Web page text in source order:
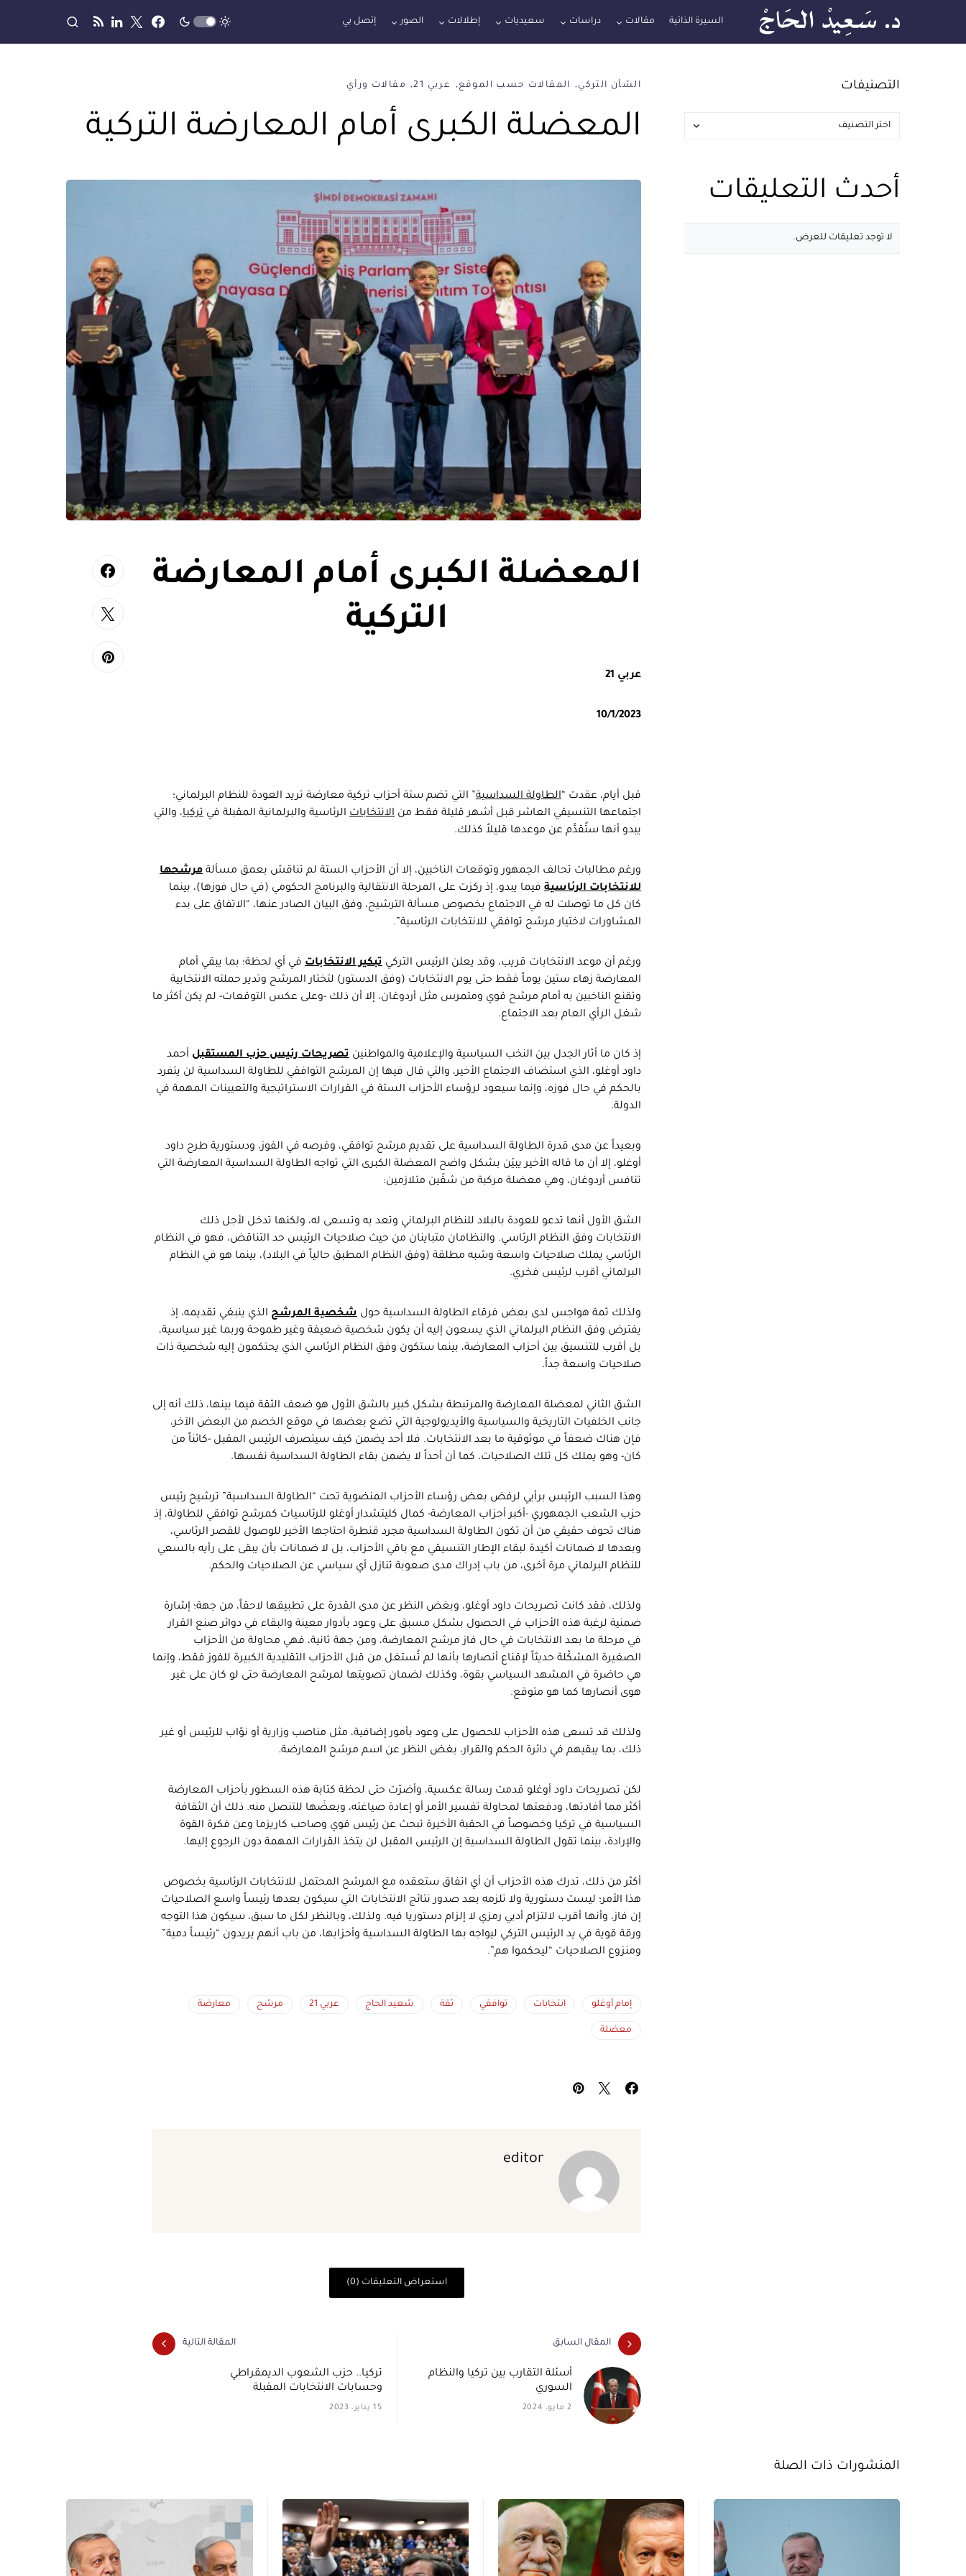
السيرة الذاتية مقالات دراسات سعيديات إطلالات الصور إتصل بي
الشأن التركي المقالات حسب الموقع عربي 21 مقالات ورأي
المعضلة الكبرى أمام المعارضة التركية
المعضلة الكبرى أمام المعارضة
التركية
عربي 21
10/1/2023
قبل أيام، عقدت “الطاولة السداسية” التي تضم ستة أحزاب تركية معارضة تريد العودة للنظام البرلماني؛
اجتماعها التنسيقي العاشر قبل أشهر قليلة فقط من الانتخابات الرئاسية والبرلمانية المقبلة في تركيا، والتي
يبدو أنها ستُقدَّم عن موعدها قليلاً كذلك.
ورغم مطالبات تحالف الجمهور وتوقعات الناخبين، إلا أن الأحزاب الستة لم تناقش بعمق مسألة مرشحها
للانتخابات الرئاسية فيما يبدو، إذ ركزت على المرحلة الانتقالية والبرنامج الحكومي (في حال فوزها)، بينما
كان كل ما توصلت له في الاجتماع بخصوص مسألة الترشيح، وفق البيان الصادر عنها، “الاتفاق على بدء
المشاورات لاختيار مرشح توافقي للانتخابات الرئاسية”.
ورغم أن موعد الانتخابات قريب، وقد يعلن الرئيس التركي تبكير الانتخابات في أي لحظة؛ بما يبقي أمام
المعارضة زهاء ستين يوماً فقط حتى يوم الانتخابات (وفق الدستور) لتختار المرشح وتدير حملته الانتخابية
وتقنع الناخبين به أمام مرشح قوي ومتمرس مثل أردوغان، إلا أن ذلك -وعلى عكس التوقعات- لم يكن أكثر ما
شغل الرأي العام بعد الاجتماع.
إذ كان ما أثار الجدل بين النخب السياسية والإعلامية والمواطنين تصريحات رئيس حزب المستقبل أحمد
داود أوغلو، الذي استضاف الاجتماع الأخير، والتي قال فيها إن المرشح التوافقي للطاولة السداسية لن يتفرد
بالحكم في حال فوزه، وإنما سيعود لرؤساء الأحزاب الستة في القرارات الاستراتيجية والتعيينات المهمة في
الدولة.
وبعيداً عن مدى قدرة الطاولة السداسية على تقديم مرشح توافقي، وفرصه في الفوز، ودستورية طرح داود
أوغلو، إلا أن ما قاله الأخير يبيّن بشكل واضح المعضلة الكبرى التي تواجه الطاولة السداسية المعارضة التي
تنافس أردوغان، وهي معضلة مركبة من شقّين متلازمين:
الشق الأول أنها تدعو للعودة بالبلاد للنظام البرلماني وتعد به وتسعى له، ولكنها تدخل لأجل ذلك
الانتخابات وفق النظام الرئاسي. والنظامان متباينان من حيث صلاحيات الرئيس حد التناقض، فهو في النظام
الرئاسي يملك صلاحيات واسعة وشبه مطلقة (وفق النظام المطبق حالياً في البلاد)، بينما هو في النظام
البرلماني أقرب لرئيس فخري.
ولذلك ثمة هواجس لدى بعض فرقاء الطاولة السداسية حول شخصية المرشح الذي ينبغي تقديمه، إذ
يفترض وفق النظام البرلماني الذي يسعون إليه أن يكون شخصية ضعيفة وغير طموحة وربما غير سياسية،
بل أقرب للتنسيق بين أحزاب المعارضة، بينما ستكون وفق النظام الرئاسي الذي يحتكمون إليه شخصية ذات
صلاحيات واسعة جداً.
الشق الثاني لمعضلة المعارضة والمرتبطة بشكل كبير بالشق الأول هو ضعف الثقة فيما بينها، ذلك أنه إلى
جانب الخلفيات التاريخية والسياسية والأيديولوجية التي تضع بعضها في موقع الخصم من البعض الآخر،
فإن هناك ضعفاً في موثوقية ما بعد الانتخابات. فلا أحد يضمن كيف سيتصرف الرئيس المقبل -كائناً من
كان- وهو يملك كل تلك الصلاحيات، كما أن أحداً لا يضمن بقاء الطاولة السداسية نفسها.
وهذا السبب الرئيس برأيي لرفض بعض رؤساء الأحزاب المنضوية تحت “الطاولة السداسية” ترشيح رئيس
حزب الشعب الجمهوري -أكبر أحزاب المعارضة- كمال كليتشدار أوغلو للرئاسيات كمرشح توافقي للطاولة، إذ
هناك تحوف حقيقي من أن تكون الطاولة السداسية مجرد قنطرة احتاجها الأخير للوصول للقصر الرئاسي،
وبعدها لا ضمانات أكيدة لبقاء الإطار التنسيقي مع باقي الأحزاب، بل لا ضمانات بأن يبقى على رأيه بالسعي
للنظام البرلماني مرة أخرى، من باب إدراك مدى صعوبة تنازل أي سياسي عن الصلاحيات والحكم.
ولذلك، فقد كانت تصريحات داود أوغلو، وبغض النظر عن مدى القدرة على تطبيقها لاحقاً، من جهة؛ إشارة
ضمنية لرغبة هذه الأحزاب في الحصول بشكل مسبق على وعود بأدوار معينة والبقاء في دوائر صنع القرار
في مرحلة ما بعد الانتخابات في حال فاز مرشح المعارضة، ومن جهة ثانية، فهي محاولة من الأحزاب
الصغيرة المشكّلة حديثاً لإقناع أنصارها بأنها لم تُستغل من قبل الأحزاب التقليدية الكبيرة للفوز فقط، وإنما
هي حاضرة في المشهد السياسي بقوة، وكذلك لضمان تصويتها لمرشح المعارضة حتى لو كان على غير
هوى أنصارها كما هو متوقع.
ولذلك قد تسعى هذه الأحزاب للحصول على وعود بأمور إضافية، مثل مناصب وزارية أو نوّاب للرئيس أو غير
ذلك، بما يبقيهم في دائرة الحكم والقرار، بغض النظر عن اسم مرشح المعارضة.
لكن تصريحات داود أوغلو قدمت رسالة عكسية، وأضرّت حتى لحظة كتابة هذه السطور بأحزاب المعارضة
أكثر مما أفادتها، ودفعتها لمحاولة تفسير الأمر أو إعادة صياغته، وبعضَها للتنصل منه. ذلك أن الثقافة
السياسية في تركيا وخصوصاً في الحقبة الأخيرة تبحث عن رئيس قوي وصاحب كاريزما وعن فكرة القوة
والإرادة، بينما تقول الطاولة السداسية إن الرئيس المقبل لن يتخذ القرارات المهمة دون الرجوع إليها.
أكثر من ذلك، تدرك هذه الأحزاب أن أي اتفاق ستعقده مع المرشح المحتمل للانتخابات الرئاسية بخصوص
هذا الأمر؛ ليست دستورية ولا تلزمه بعد صدور نتائج الانتخابات التي سيكون بعدها رئيساً واسع الصلاحيات
إن فاز، وأنها أقرب لالتزام أدبي رمزي لا إلزام دستوريا فيه. ولذلك، وبالنظر لكل ما سبق، سيكون هذا التوجه
ورقة قوية في يد الرئيس التركي ليواجه بها الطاولة السداسية وأحزابها، من باب أنهم يريدون “رئيساً دمية”
ومنزوع الصلاحيات “ليحكموا هم”.
إمام أوغلو انتخابات توافقي ثقة شعيد الحاج عربي 21 مرشح معارضة
معضلة
editor
استعراض التعليقات (0)
المقال السابق
أسئلة التقارب بين تركيا والنظام
السوري
2 مايو، 2024
المقالة التالية
تركيا.. حزب الشعوب الديمقراطي
وحسابات الانتخابات المقبلة
15 يناير، 2023
التصنيفات
أحدث التعليقات
لا توجد تعليقات للعرض.
المنشورات ذات الصلة